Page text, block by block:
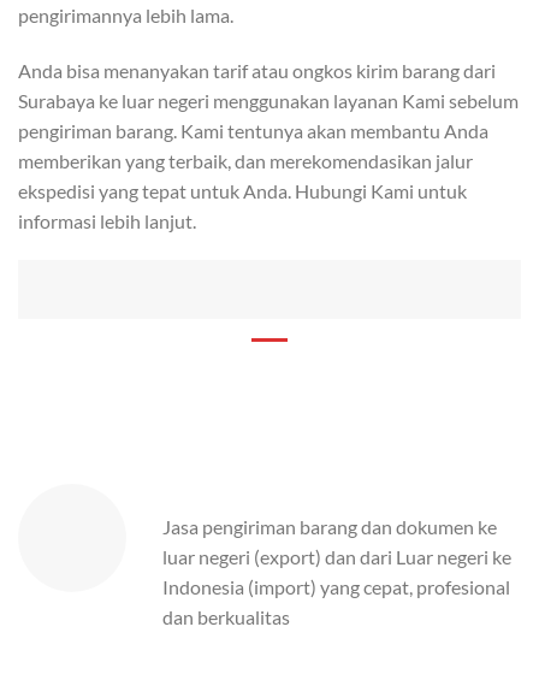
pengirimannya lebih lama.
Anda bisa menanyakan tarif atau ongkos kirim barang dari
Surabaya ke luar negeri menggunakan layanan Kami sebelum
pengiriman barang. Kami tentunya akan membantu Anda
memberikan yang terbaik, dan merekomendasikan jalur
ekspedisi yang tepat untuk Anda. Hubungi Kami untuk
informasi lebih lanjut.
Jasa pengiriman barang dan dokumen ke
luar negeri (export) dan dari Luar negeri ke
Indonesia (import) yang cepat, profesional
dan berkualitas